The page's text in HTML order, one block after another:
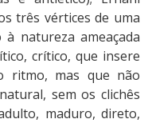
três vértices de uma
natureza ameaçada
crítico, que insere
ritmo, mas que não
sem os clichês
maduro, direto,